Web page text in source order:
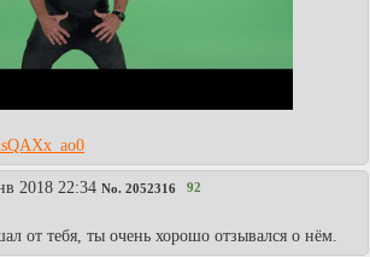
2018 22:34 No. 2052316 92
от тебя, ты очень хорошо отзывался о нём.